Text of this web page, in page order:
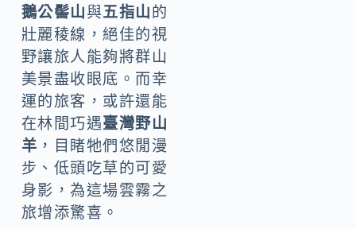
鵝公髻山與五指山的
壯麗稜線，絕佳的視
野讓旅人能夠將群山
美景盡收眼底。而幸
運的旅客，或許還能
在林間巧遇臺灣野山
羊 ，目睹牠們悠閒漫
步、低頭吃草的可愛
身影，為這場雲霧之
旅增添驚喜。